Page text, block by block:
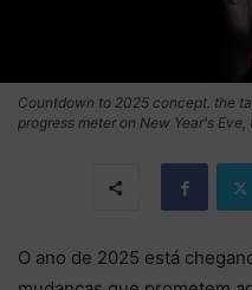
Countdown to 2025 concept. the
progress meter on New Year's
O ano de 2025 está